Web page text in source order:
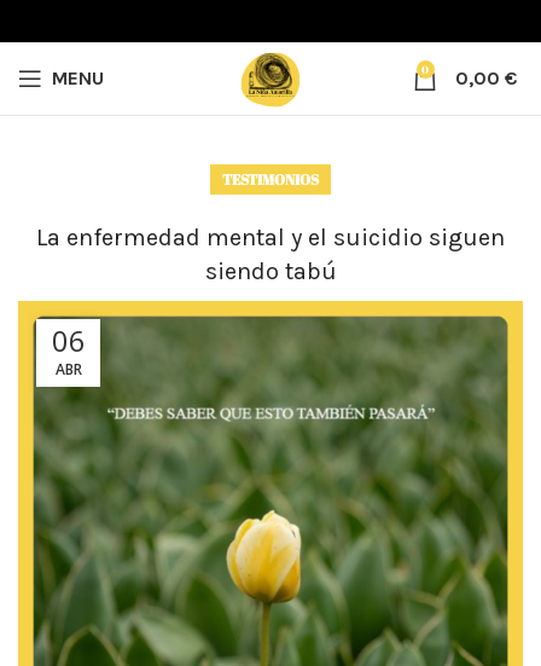
MENU 0 0,00 €
TESTIMONIOS
La enfermedad mental y el suicidio siguen
siendo tabú
06
ABR